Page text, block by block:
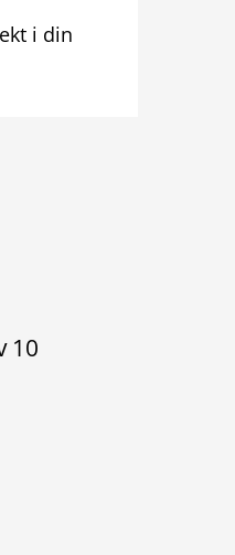
i din
10